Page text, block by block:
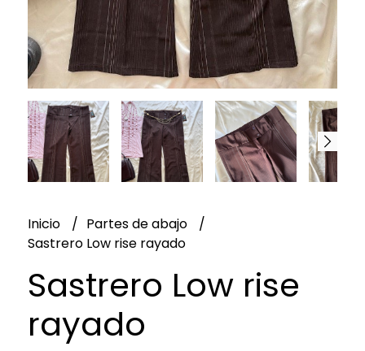
Inicio
Partes de abajo
Sastrero Low rise rayado
Sastrero Low rise
rayado